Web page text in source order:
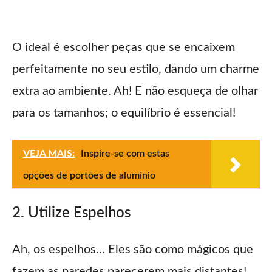
O ideal é escolher peças que se encaixem
perfeitamente no seu estilo, dando um charme
extra ao ambiente. Ah! E não esqueça de olhar
para os tamanhos; o equilíbrio é essencial!
VEJA MAIS: Inspire-se com estas
opções de portões de alumínio
2. Utilize Espelhos
Ah, os espelhos… Eles são como mágicos que